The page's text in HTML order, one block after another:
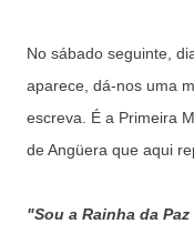
No sábado seguinte,
aparece, dá-nos uma
escreva. É a Primeira
de Angüera que aqui
"Sou a Rainha da